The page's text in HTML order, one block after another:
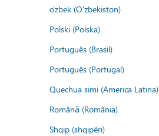
o'zbek (O'zbekiston)
Polski (Polska)
Português (Brasil)
Português (Portugal)
Quechua simi (America Latina)
Română (România)
Shqip (shqipëri)